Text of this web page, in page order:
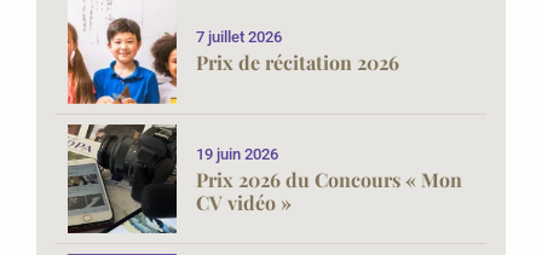
7 juillet 2026
Prix de récitation 2026
19 juin 2026
Prix 2026 du Concours « Mon
CV vidéo »